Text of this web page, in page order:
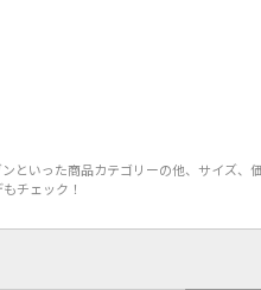
いった商品カテゴリーの他、サイズ、価
チェック！